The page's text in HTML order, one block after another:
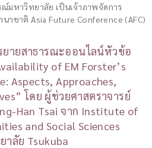
มหาวิทยาลัย เป็นเจ้าภาพจัดการ
าชาติ Asia Future Conference (AFC)
ยายสาธารณะออนไลน์หัวข้อ
of EM Forster’s
Aspects, Approaches,
โดย ผู้ช่วยศาสตราจารย์
Han Tsai จาก Institute of
and Social Sciences
าลัย Tsukuba